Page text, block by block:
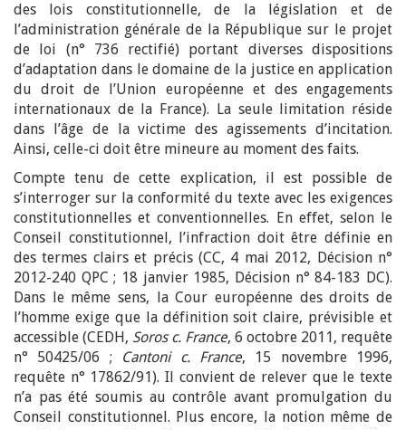
des lois constitutionnelle, de la législation et de
l’administration générale de la République sur le projet
de loi (n° 736 rectifié) portant diverses dispositions
d’adaptation dans le domaine de la justice en application
du droit de l’Union européenne et des engagements
internationaux de la France). La seule limitation réside
dans l’âge de la victime des agissements d’incitation.
Ainsi, celle-ci doit être mineure au moment des faits.
Compte tenu de cette explication, il est possible de
s’interroger sur la conformité du texte avec les exigences
constitutionnelles et conventionnelles. En effet, selon le
Conseil constitutionnel, l’infraction doit être définie en
des termes clairs et précis (CC, 4 mai 2012, Décision n°
2012-240 QPC ; 18 janvier 1985, Décision n° 84-183 DC).
Dans le même sens, la Cour européenne des droits de
l’homme exige que la définition soit claire, prévisible et
accessible (CEDH, Soros c. France, 6 octobre 2011, requête
n° 50425/06 ; Cantoni c. France, 15 novembre 1996,
requête n° 17862/91). Il convient de relever que le texte
n’a pas été soumis au contrôle avant promulgation du
Conseil constitutionnel. Plus encore, la notion même de